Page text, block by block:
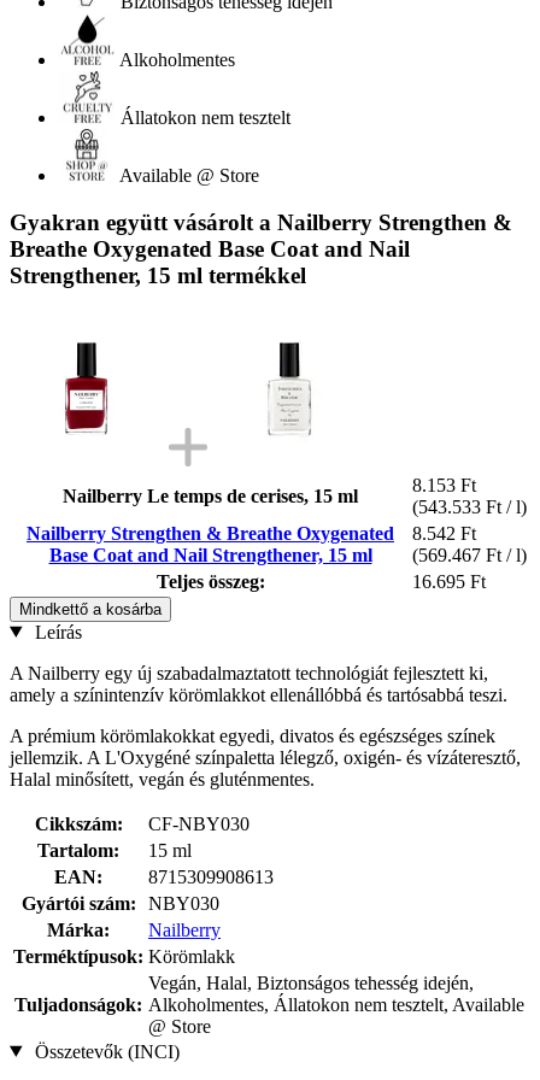
Alkoholmentes
Állatokon nem tesztelt
Available @ Store
Gyakran együtt vásárolt a Nailberry Strengthen &
Breathe Oxygenated Base Coat and Nail
Strengthener, 15 ml termékkel
Nailberry Le temps de cerises, 15 ml
8.153 Ft
(543.533 Ft / l)
Nailberry Strengthen & Breathe Oxygenated
Base Coat and Nail Strengthener, 15 ml
8.542 Ft
(569.467 Ft / l)
Teljes összeg:
16.695 Ft
Mindkettő a kosárba
Leírás
A Nailberry egy új szabadalmaztatott technológiát fejlesztett ki,
amely a színintenzív körömlakkot ellenállóbbá és tartósabbá teszi.
A prémium körömlakokkat egyedi, divatos és egészséges színek
jellemzik. A L'Oxygéné színpaletta lélegző, oxigén- és vízáteresztő,
Halal minősített, vegán és gluténmentes.
Cikkszám:
CF-NBY030
Tartalom:
15 ml
EAN:
8715309908613
Gyártói szám:
NBY030
Márka:
Nailberry
Terméktípusok: Körömlakk
Tuljadonságok:
Vegán, Halal, Biztonságos tehesség idején,
Alkoholmentes, Állatokon nem tesztelt, Available
@ Store
Összetevők (INCI)